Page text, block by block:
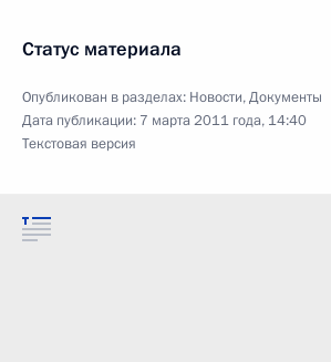
Статус материала
Опубликован в разделах: Новости,Документы
Дата публикации: 7 марта 2011 года, 14:40
Текстовая версия